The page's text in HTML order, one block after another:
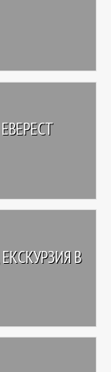
В